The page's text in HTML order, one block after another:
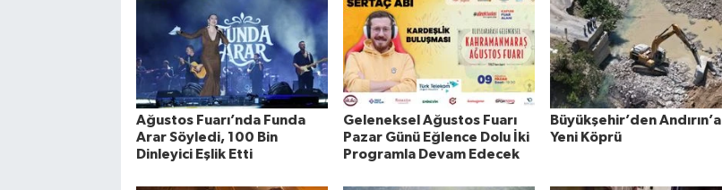
Ağustos Fuarı’nda Funda
Arar Söyledi, 100 Bin
Dinleyici Eşlik Etti
Geleneksel Ağustos Fuarı
Pazar Günü Eğlence Dolu İki
Programla Devam Edecek
Büyükşehir’den Andırın’a
Yeni Köprü